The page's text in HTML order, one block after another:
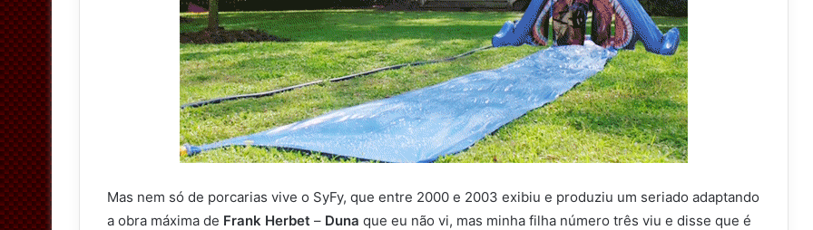
Mas nem só de porcarias vive o SyFy, que entre 2000 e 2003 exibiu e produziu um seriado adaptando
a obra máxima de Frank Herbet – Duna que eu não vi, mas minha filha número três viu e disse que é